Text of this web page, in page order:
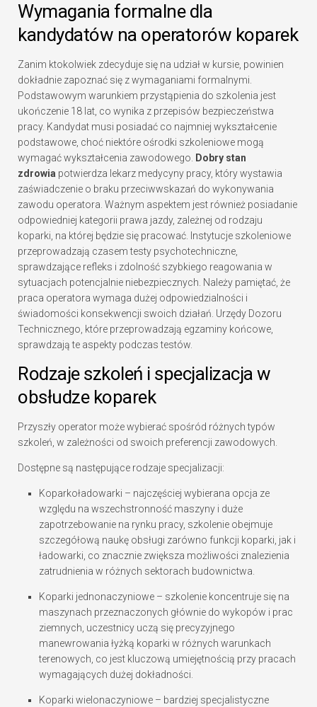
Wymagania formalne dla
kandydatów na operatorów koparek
Zanim ktokolwiek zdecyduje się na udział w kursie, powinien
dokładnie zapoznać się z wymaganiami formalnymi.
Podstawowym warunkiem przystąpienia do szkolenia jest
ukończenie 18 lat, co wynika z przepisów bezpieczeństwa
pracy. Kandydat musi posiadać co najmniej wykształcenie
podstawowe, choć niektóre ośrodki szkoleniowe mogą
wymagać wykształcenia zawodowego. Dobry stan
zdrowia potwierdza lekarz medycyny pracy, który wystawia
zaświadczenie o braku przeciwwskazań do wykonywania
zawodu operatora. Ważnym aspektem jest również posiadanie
odpowiedniej kategorii prawa jazdy, zależnej od rodzaju
koparki, na której będzie się pracować. Instytucje szkoleniowe
przeprowadzają czasem testy psychotechniczne,
sprawdzające refleks i zdolność szybkiego reagowania w
sytuacjach potencjalnie niebezpiecznych. Należy pamiętać, że
praca operatora wymaga dużej odpowiedzialności i
świadomości konsekwencji swoich działań. Urzędy Dozoru
Technicznego, które przeprowadzają egzaminy końcowe,
sprawdzają te aspekty podczas testów.
Rodzaje szkoleń i specjalizacja w
obsłudze koparek
Przyszły operator może wybierać spośród różnych typów
szkoleń, w zależności od swoich preferencji zawodowych.
Dostępne są następujące rodzaje specjalizacji:
Koparkoładowarki – najczęściej wybierana opcja ze
względu na wszechstronność maszyny i duże
zapotrzebowanie na rynku pracy, szkolenie obejmuje
szczegółową naukę obsługi zarówno funkcji koparki, jak i
ładowarki, co znacznie zwiększa możliwości znalezienia
zatrudnienia w różnych sektorach budownictwa.
Koparki jednonaczyniowe – szkolenie koncentruje się na
maszynach przeznaczonych głównie do wykopów i prac
ziemnych, uczestnicy uczą się precyzyjnego
manewrowania łyżką koparki w różnych warunkach
terenowych, co jest kluczową umiejętnością przy pracach
wymagających dużej dokładności.
Koparki wielonaczyniowe – bardziej specjalistyczne